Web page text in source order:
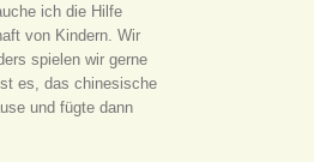
ich die Hilfe
von Kindern. Wir
spielen wir gerne
es, das chinesische
und fügte dann